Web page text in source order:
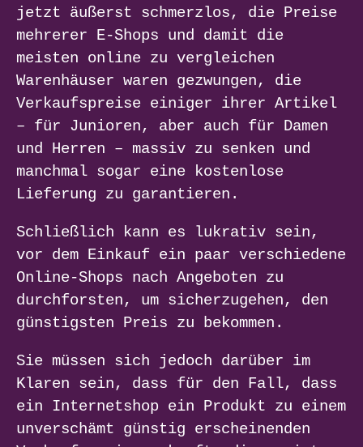
jetzt äußerst schmerzlos, die Preise
mehrerer E-Shops und damit die
meisten online zu vergleichen
Warenhäuser waren gezwungen, die
Verkaufspreise einiger ihrer Artikel
– für Junioren, aber auch für Damen
und Herren – massiv zu senken und
manchmal sogar eine kostenlose
Lieferung zu garantieren.
Schließlich kann es lukrativ sein,
vor dem Einkauf ein paar verschiedene
Online-Shops nach Angeboten zu
durchforsten, um sicherzugehen, den
günstigsten Preis zu bekommen.
Sie müssen sich jedoch darüber im
Klaren sein, dass für den Fall, dass
ein Internetshop ein Produkt zu einem
unverschämt günstig erscheinenden